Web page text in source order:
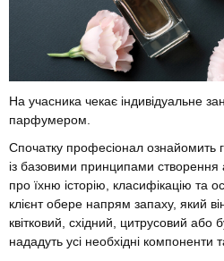
На учасника чекає індивідуальне
парфумером.
Спочатку професіонал ознайомить
із базовими принципами створення
про їхню історію, класифікацію та
клієнт обере напрям запаху, який
квітковий, східний, цитрусовий
нададуть усі необхідні компоненти